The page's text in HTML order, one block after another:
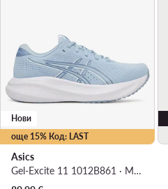
още 15% Код: LAST
Нови
Asics
Gel-Excite 11 1012B861 · Маратонки за бягане